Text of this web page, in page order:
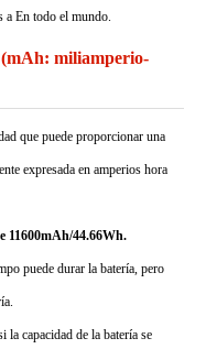
a En todo el mundo.
(mAh: miliamperio-
que puede proporcionar una
expresada en amperios hora
11600mAh/44.66Wh.
puede durar la batería, pero
la capacidad de la batería se